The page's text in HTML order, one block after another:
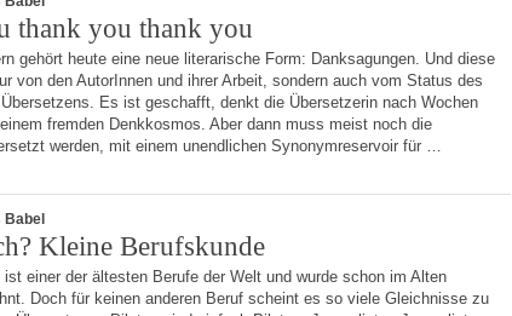
thank you thank you
gehört heute eine neue literarische Form: Danksagungen. Und diese
von den AutorInnen und ihrer Arbeit, sondern auch vom Status des
Es ist geschafft, denkt die Übersetzerin nach Wochen
fremden Denkkosmos. Aber dann muss meist noch die
werden, mit einem unendlichen Synonymreservoir für …
Kleine Berufskunde
ist einer der ältesten Berufe der Welt und wurde schon im Alten
Doch für keinen anderen Beruf scheint es so viele Gleichnisse zu